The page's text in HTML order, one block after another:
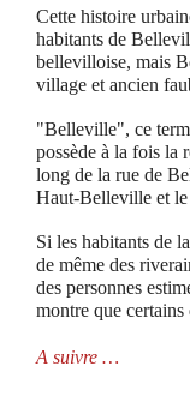
Cette histoire
habitants de
bellevilloise, mais
village et ancien
"Belleville", ce
possède à la fois la
long de la rue de
Haut-Belleville et
Si les habitants de
de même des
des personnes
montre que
A suivre …